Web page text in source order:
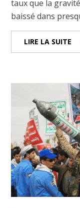
taux que la
baissé dans
LIRE LA SUITE